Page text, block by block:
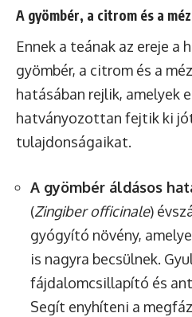
A gyömbér, a citrom és a
Ennek a teának az ereje a
gyömbér, a citrom és a
hatásában rejlik, amelyek
hatványozottan fejtik ki
tulajdonságaikat.
A gyömbér áldásos
(Zingiber officinale)
gyógyító növény,
is nagyra becsülnek.
fájdalomcsillapító és
Segít enyhíteni a